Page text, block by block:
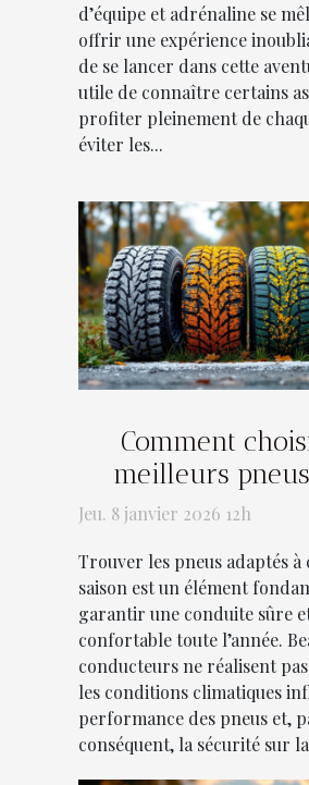
d’équipe et adrénaline se
offrir une expérience
de se lancer dans cette
utile de connaître certains
profiter pleinement de
éviter les...
Comment
meilleurs
chaque
Jeu. 8 janvier 2026 12h
Trouver les pneus adaptés à
saison est un élément
garantir une conduite sûre
confortable toute l’année.
conducteurs ne réalisent
les conditions climatiques
performance des pneus et,
conséquent, la sécurité sur